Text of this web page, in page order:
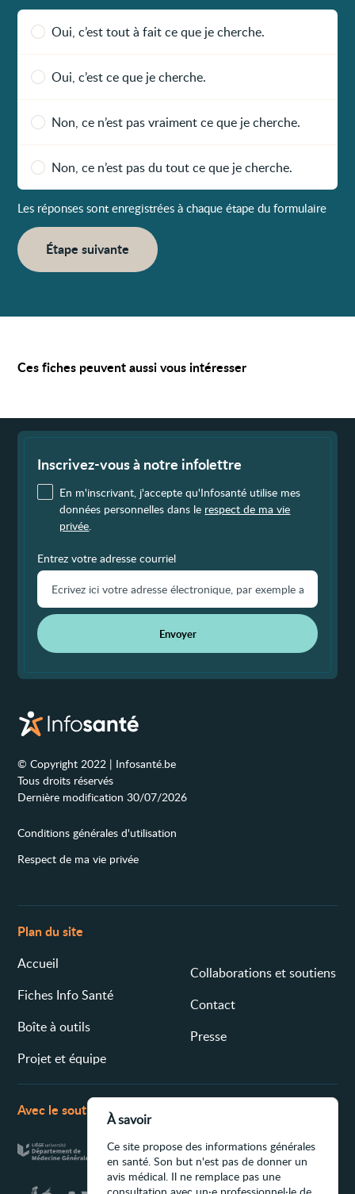
Oui, c’est tout à fait ce que je cherche.
Oui, c’est ce que je cherche.
Non, ce n’est pas vraiment ce que je cherche.
Non, ce n’est pas du tout ce que je cherche.
Les réponses sont enregistrées à chaque étape du formulaire
Étape suivante
Ces fiches peuvent aussi vous intéresser
Inscrivez-vous à notre infolettre
En m'inscrivant, j'accepte qu'Infosanté utilise mes
données personnelles dans le respect de ma vie
privée.
Entrez votre adresse courriel
Envoyer
© Copyright 2022 | Infosanté.be
Tous droits réservés
Dernière modification 30/07/2026
Conditions générales d'utilisation
Respect de ma vie privée
Plan du site
Accueil
Fiches Info Santé
Boîte à outils
Projet et équipe
Collaborations et soutiens
Contact
Presse
Avec le soutien de
À savoir
Ce site propose des informations générales
en santé. Son but n'est pas de donner un
avis médical. Il ne remplace pas une